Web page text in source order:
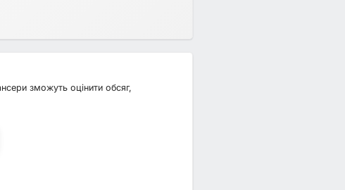
зможуть оцінити обсяг,